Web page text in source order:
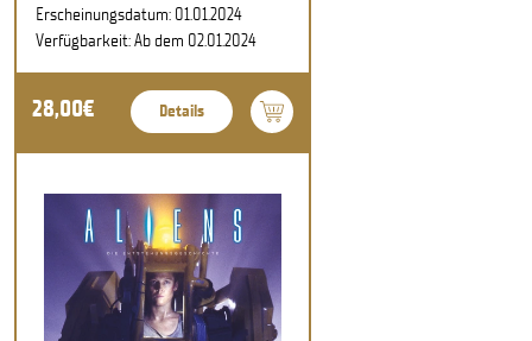
Erscheinungsdatum: 01.01.2024
Verfügbarkeit: Ab dem 02.01.2024
28,00€ Details